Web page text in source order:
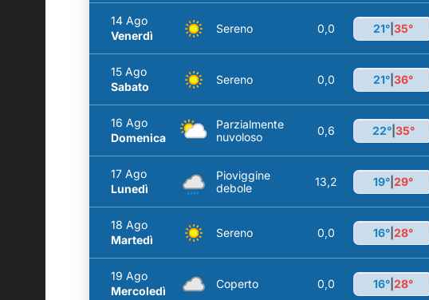
14 Ago
Venerdì
Sereno 0,0 21° 35°
15 Ago
Sabato
Sereno 0,0 21° 36°
16 Ago
Domenica
Parzialmente
nuvoloso
0,6 22°| 35°
17 Ago
Lunedì
Pioviggine
debole
13,2 19° 29°
18 Ago
Martedì
Sereno 0,0 16° 28°
19 Ago
Mercoledì
Coperto 0,0 16° 28°